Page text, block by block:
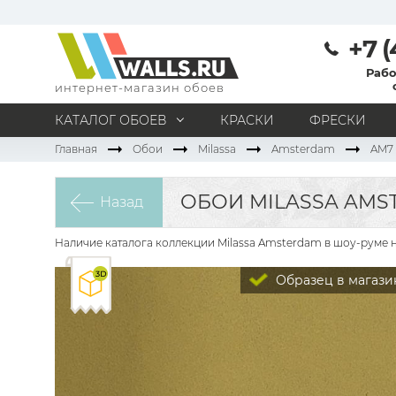
интернет-магазин обоев
+7
КАТАЛОГ ОБОЕВ КРАСКИ ФРЕСКИ
МАТЕРИАЛ
Под покраску
Натуральные
Флизелиновые
Виниловые
Бумажные
Текстильные
ПОМЕЩЕНИЕ
Кабинет
Гостиная
Детская
Главная Обои Milassa Amsterdam
Назад ОБОИ MILASSA
Наличие каталога коллекции Milassa Amsterdam в шоу-
Образец в